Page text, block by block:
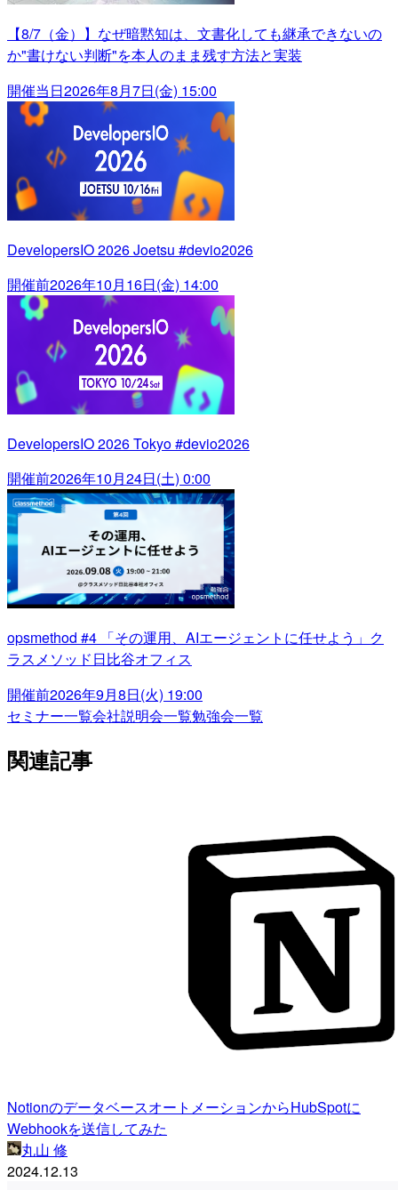
【8/7（金）】なぜ暗黙知は、文書化しても継承できないの
か"書けない判断"を本人のまま残す方法と実装
開催当日2026年8月7日(金) 15:00
DevelopersIO 2026 Joetsu #devio2026
開催前2026年10月16日(金) 14:00
DevelopersIO 2026 Tokyo #devio2026
開催前2026年10月24日(土) 0:00
opsmethod #4 「その運用、AIエージェントに任せよう」ク
ラスメソッド日比谷オフィス
開催前2026年9月8日(火) 19:00
セミナー一覧会社説明会一覧勉強会一覧
関連記事
NotionのデータベースオートメーションからHubSpotに
Webhookを送信してみた
丸山 修
2024.12.13